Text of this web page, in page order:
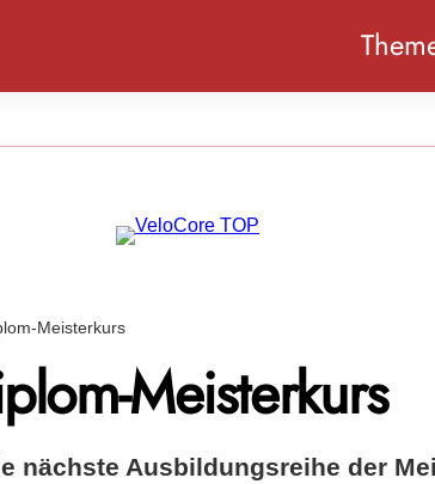
Meisterkurs
Meisterkurs
nächste Ausbildungsreihe der